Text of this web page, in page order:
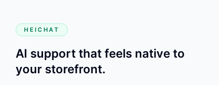
HEICHAT
AI support that feels native to
your storefront.